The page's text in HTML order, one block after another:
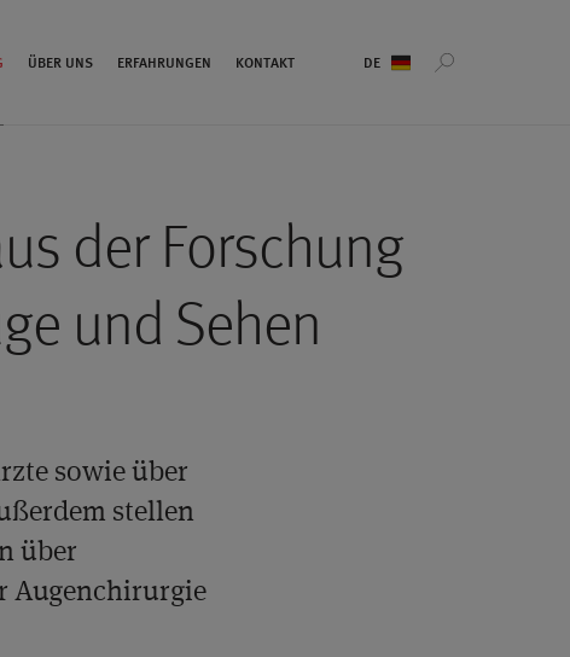
ÜBER UNS ERFAHRUNGEN KONTAKT
der Forschung
und Sehen
sowie über
stellen
über
Augenchirurgie